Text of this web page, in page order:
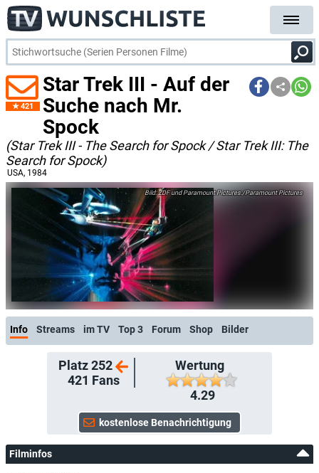
421
Star Trek III - Auf der
Suche nach Mr.
Spock
(Star Trek III - The Search for Spock / Star Trek III: The
Search for Spock)
USA, 1984
ZDF und Paramount Pictures./Paramount Pictures
Info Streams im TV Top 3 Forum Shop Bilder
Platz 252
421 Fans
Wertung
4.29
Filminfos